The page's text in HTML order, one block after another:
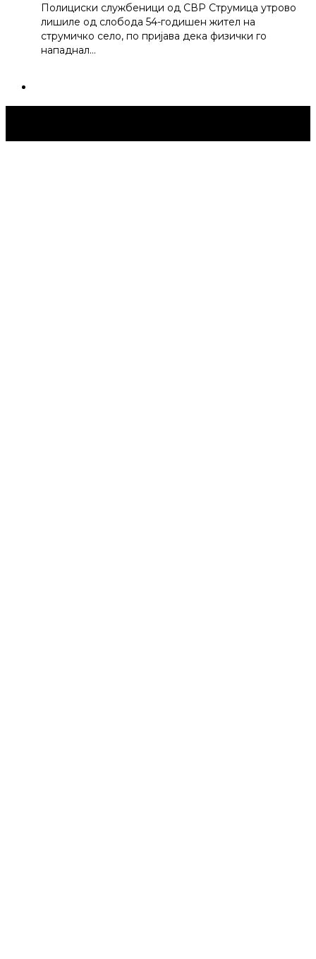
Полициски службеници од СВР Струмица утрово
лишиле од слобода 54-годишен жител на
струмичко село, по пријава дека физички го
нападнал…